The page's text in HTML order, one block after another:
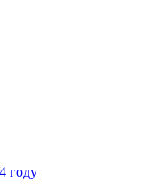
году